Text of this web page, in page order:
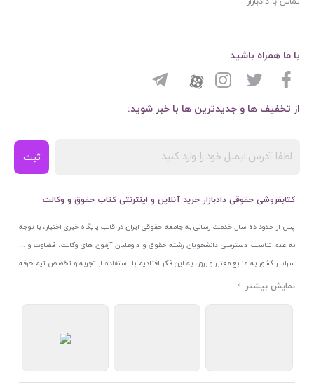
از تخفیف ها و جدیدترین ها با خبر شوید:
ثبت
با ما همراه باشید
کتابفروشی حقوقی دادبازار خرید آنلاین و اینترنتی کتاب حقوق و وکالت
پس از حدود ده سال خدمت رسانی به جامعه حقوقی ایران در قالب پایگاه خبری اختبار، با توجه
به عدم تناسب دسترسی دانشجویان رشته حقوق و داوطلبان آزمون های وکالت، قضاوت و ...
سراسر کشور به منابع معتبر و بروز، به این فکر افتادیم با استفاده از تجربه و تخصص تیم حرفه
ای اختبار خدمتی جدید به جامعه حقوقی ایران ارائه کنیم. به این منظور با راه اندازی و تجهیز
توسعه تجارت الکترونیکی وزارت صنعت، معدن و تجارت، نشان ملی ثبت رسانه های دیجیتال از
اتحادیه ناشران و کتابفروشان تهران به منظور ارائه مطمئن ترین خدمات مجموعه بسیار کامل و